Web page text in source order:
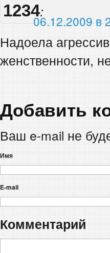
1234:
06.12.2009 в
Надоела
женственности,
Добавить
Ваш e-mail не
Имя
E-mail
Комментарий